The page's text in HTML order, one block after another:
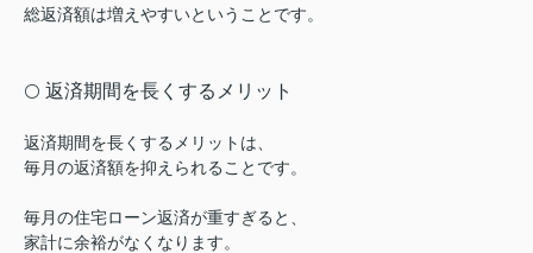
総返済額は増えやすいということです。
⚪️ 返済期間を長くするメリット
返済期間を長くするメリットは、
毎月の返済額を抑えられることです。
毎月の住宅ローン返済が重すぎると、
家計に余裕がなくなります。